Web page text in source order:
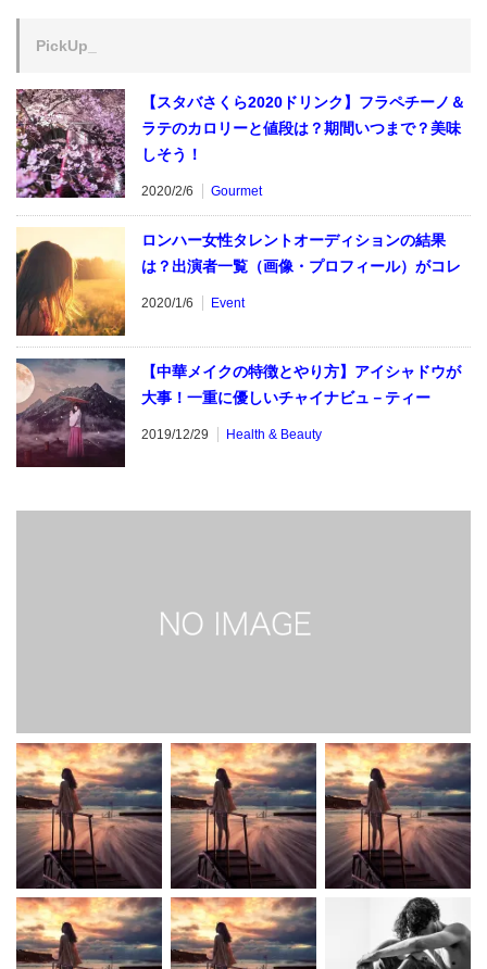
PickUp_
【スタバさくら2020ドリンク】フラペチーノ＆
ラテのカロリーと値段は？期間いつまで？美味
しそう！
2020/2/6 Gourmet
ロンハー女性タレントオーディションの結果
は？出演者一覧（画像・プロフィール）がコレ
2020/1/6 Event
【中華メイクの特徴とやり方】アイシャドウが
大事！一重に優しいチャイナビュ－ティー
2019/12/29 Health & Beauty